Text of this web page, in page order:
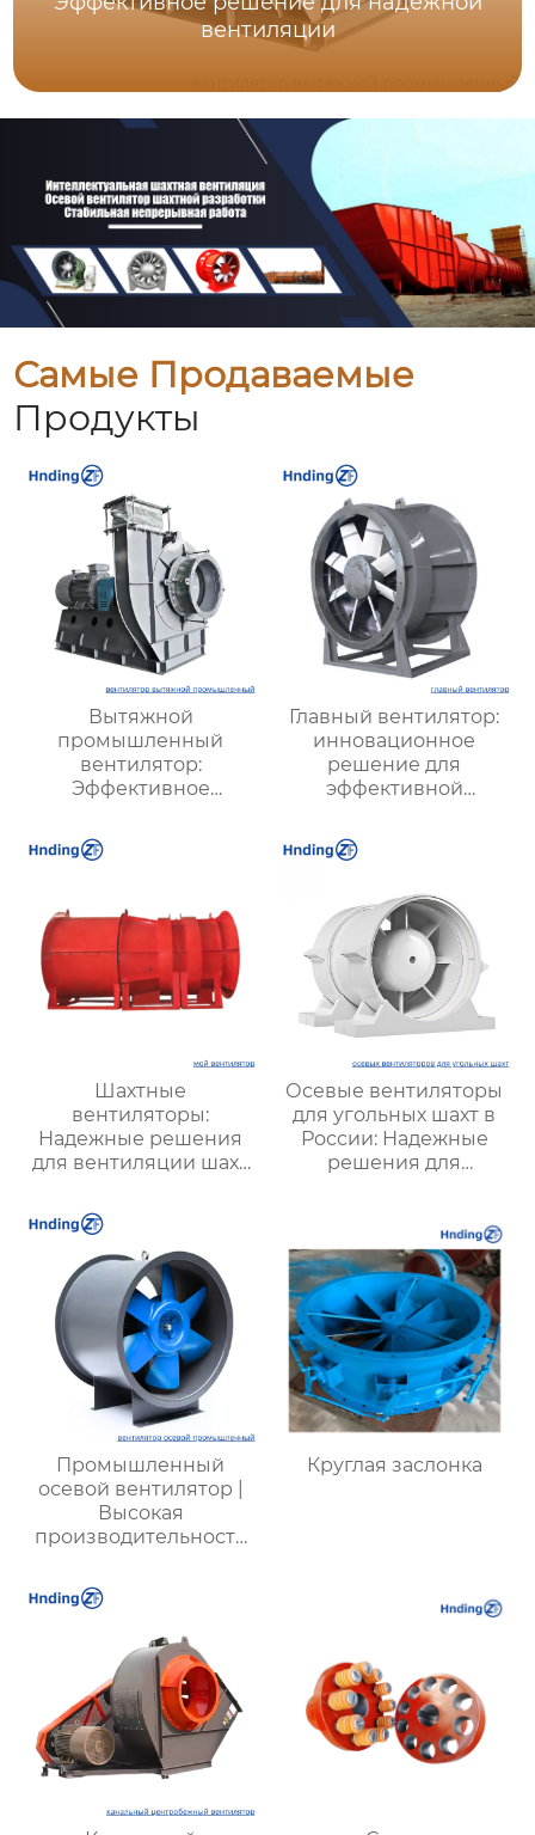
вентиляции
Самые Продаваемые
Продукты
Вытяжной
промышленный
вентилятор:
Эффективное
надежной вентиляции
Главный вентилятор:
инновационное
решение для
эффективной
оптимизации работы
Шахтные
вентиляторы:
Надежные решения
для вентиляции шахт
| Купить с доставкой
Осевые вентиляторы
для угольных шахт в
России: Надежные
решения для
безопасности
Промышленный
осевой вентилятор |
Высокая
производительность
объектов |
Энергоэффективные
системы вентиляции
Круглая заслонка